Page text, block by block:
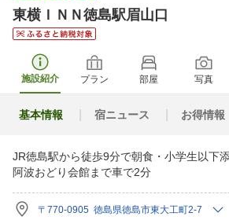
東横ＩＮＮ徳島駅眉山口
施設紹介 プラン 部屋 写真
基本情報 宿ニュース お得情報
JR徳島駅から徒歩9分で朝食・小学生以下
阿波おどり会館まで車で2分
〒770-0905 徳島県徳島市東大工町2-7